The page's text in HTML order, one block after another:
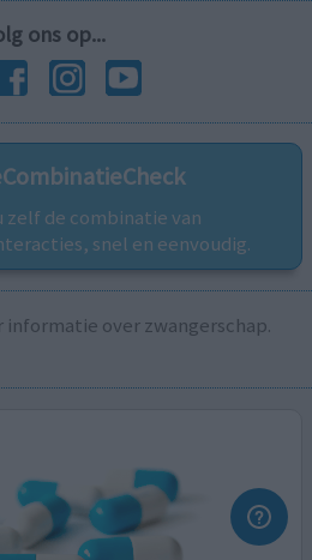
ons op...
zelf de combinatie van
snel en eenvoudig.
informatie over zwangerschap.